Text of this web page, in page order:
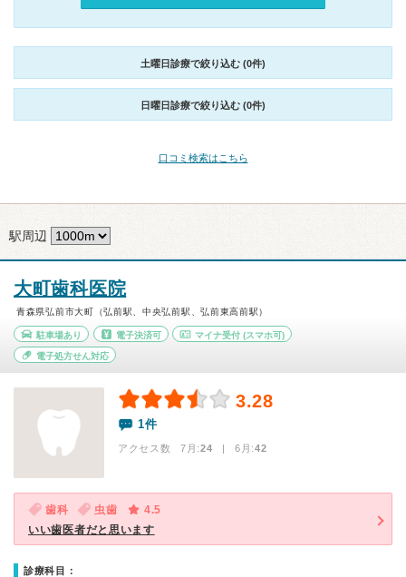
土曜日診療で絞り込む (0件)
日曜日診療で絞り込む (0件)
口コミ検索はこちら
駅周辺
大町歯科医院
青森県弘前市大町（弘前駅、中央弘前駅、弘前東高前駅）
駐車場あり 電子決済可 マイナ受付 (スマホ可)
電子処方せん対応
3.28
1件
アクセス数 7月:24 | 6月:42
歯科 虫歯
4.5
いい歯医者だと思います
診療科目：